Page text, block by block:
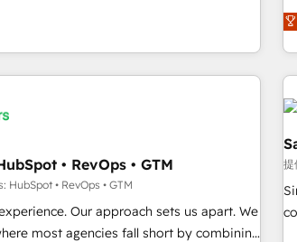
します。 3️⃣ 全社DX × AI推進の
部門をまたぐDX×AI変革を、構想から実装・
て主導。「設定の代行ではなく、設計の責
門横断の統合・浸透・変革管理を実行しま
設計・テンプレート設計をContent Hubで
からの移行、カスタム設計、履歴データ移
▸ AEO対応：ChatGPT・Perplexity等のAI
用を前提にコンテンツとサイト構造を最適
AI-powered customer platform and
Loop Marketing framework
services, smart agents, and purpose-
to your business. Together, we unlock
scalability, & reporting. 🎯Demand
messaging, & conversion strategy that
AI, & maximize AEO with tailored AI
Hub. 🧭 From
• RevOps • GTM
HubSpot • RevOps • GTM
Our approach sets us apart. We
most agencies fall short by combining
提